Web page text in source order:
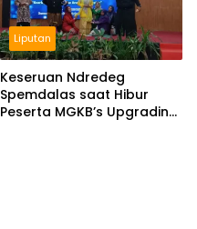
Liputan
Keseruan Ndredeg
Spemdalas saat Hibur
Peserta MGKB’s Upgrading